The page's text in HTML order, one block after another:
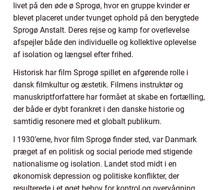
livet på den øde ø Sprogø, hvor en gruppe kvinder er
blevet placeret under tvunget ophold på den berygtede
Sprogø Anstalt. Deres rejse og kamp for overlevelse
afspejler både den individuelle og kollektive oplevelse
af isolation og længsel efter frihed.
Historisk har film Sprogø spillet en afgørende rolle i
dansk filmkultur og æstetik. Filmens instruktør og
manuskriptforfattere har formået at skabe en fortælling,
der både er dybt forankret i den danske historie og
samtidig resonere med et globalt publikum.
I 1930’erne, hvor film Sprogø finder sted, var Danmark
præget af en politisk og social periode med stigende
nationalisme og isolation. Landet stod midt i en
økonomisk depression og politiske konflikter, der
resulterede i et øget behov for kontrol og overvågning.